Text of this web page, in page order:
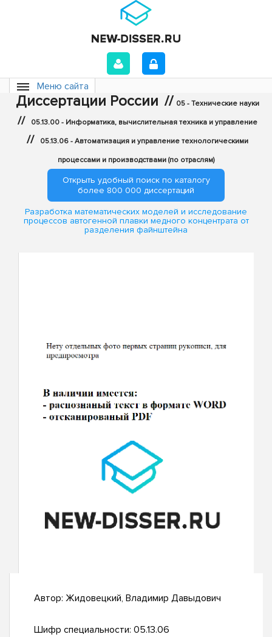
Меню сайта
Диссертации России // 05 - Технические науки
// 05.13.00 - Информатика, вычислительная техника и управление
// 05.13.06 - Автоматизация и управление технологическими
процессами и производствами (по отраслям)
Открыть удобный поиск по каталогу
более 800 000 диссертаций
Разработка математических моделей и исследование
процессов автогенной плавки медного концентрата от
разделения файнштейна
Автор: Жидовецкий, Владимир Давыдович
Шифр специальности: 05.13.06